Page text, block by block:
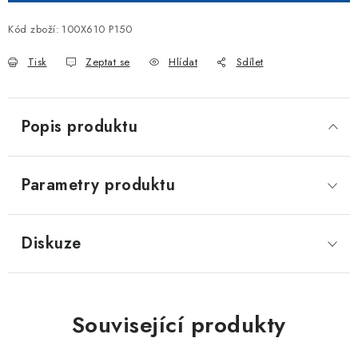
Kód zboží: 100X610 P150
Tisk Zeptat se Hlídat Sdílet
Popis produktu
Parametry produktu
Diskuze
Související produkty